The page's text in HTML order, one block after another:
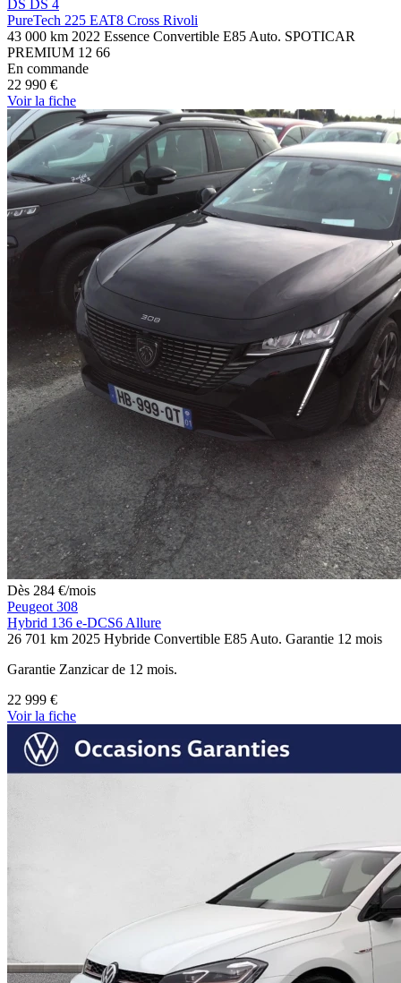
DS DS 4
PureTech 225 EAT8 Cross Rivoli
43 000 km 2022 Essence Convertible E85 Auto. SPOTICAR
PREMIUM 12 66
En commande
22 990 €
Voirla fiche
Dès 284 €/mois
Peugeot 308
Hybrid 136 e-DCS6 Allure
26 701 km 2025 Hybride Convertible E85 Auto. Garantie 12 mois
Garantie Zanzicar de 12 mois.
22 999 €
Voirla fiche